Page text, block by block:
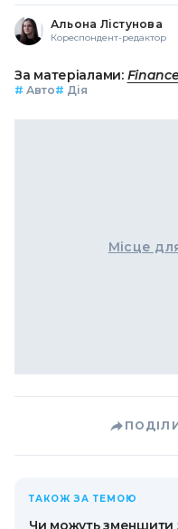
Альона Лістунова
Кореспондент-редактор
За матеріалами:
# Авто# Дія
Місце
ТАКОЖ ЗА ТЕМОЮ
Чи можуть зменшити